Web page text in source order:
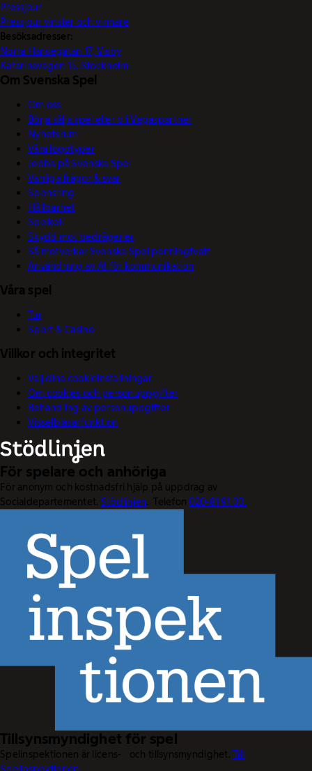
Pressjour
Pressjour vinster och vinnare
Besöksadresser:
Norra Hansegatan 17, Visby
Katarinavägen 15, Stockholm
Om Svenska Spel
Om oss
Börja sälja spel eller bli Vegaspartner
Nyhetsrum
Våra logotyper
Jobba på Svenska Spel
Vanliga frågor & svar
Sponsring
Hållbarhet
Spelkoll
Skydd mot bedrägerier
Så motverkar Svenska Spel penningtvätt
Användning av AI för kommunikation
Våra spel
Tur
Sport & Casino
Villkor och integritet
Välj dina cookieinställningar
Om cookies och personuppgifter
Behandling av personuppgifter
Visselblåsarfunktion
För spelare och anhöriga
För anonym och kostnadsfri hjälp på uppdrag av
Socialdepartementet. Stödlinjen. Telefon020-81 91 00.
Tillsynsmyndighet för spel
Spelinspektionen är licens- och tillsynsmyndighet.Till